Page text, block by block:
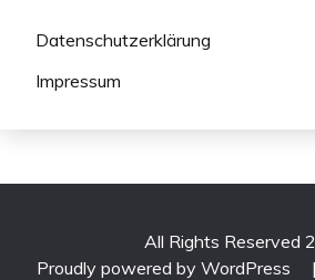
Datenschutzerklärung
Impressum
All Rights Reserved
Proudly powered by WordPress
|